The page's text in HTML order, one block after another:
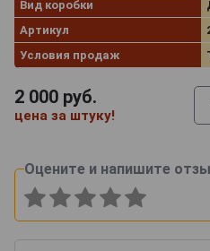
Вид коробки
Артикул
Условия продаж
2 000 руб.
цена за штуку!
Оцените и напишите